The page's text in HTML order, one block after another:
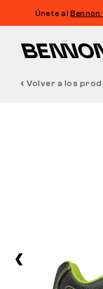
Únete alBennon
Volver a los